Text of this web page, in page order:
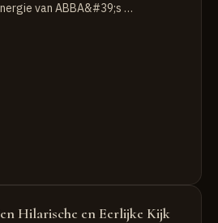
van ABBA&#39;s …
Hilarische en Eerlijke Kijk